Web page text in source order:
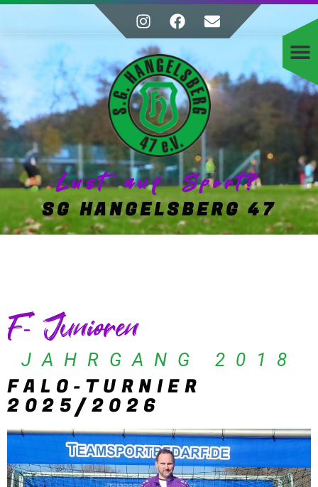
Lust auf Sport?
SG HANGELSBERG 47
F- Junioren
JAHRGANG 2018
FALO-TURNIER
2025/2026